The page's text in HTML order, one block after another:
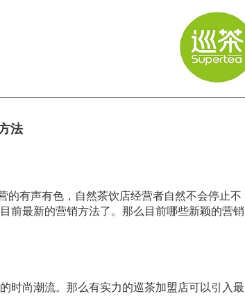
法
有声有色，自然茶饮店经营者自然不会停止不
前最新的营销方法了。那么目前哪些新颖的营销
时尚潮流。那么有实力的巡茶加盟店可以引入最